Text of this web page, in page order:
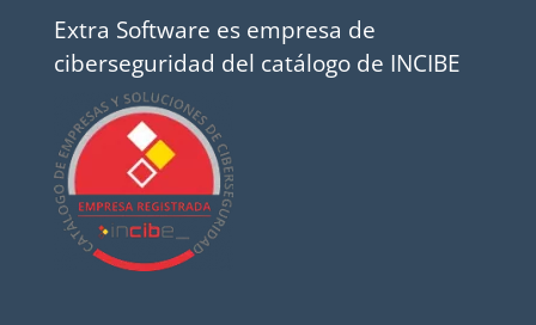
Extra Software es empresa de
ciberseguridad del catálogo de INCIBE